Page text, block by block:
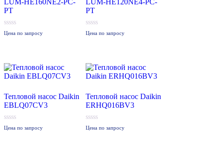
LUM-HE160NE2-PC-
PT
0
из
Цена по запросу
LUM-HE120NE4-PC-
PT
0
из
Цена по запросу
Тепловой насос Daikin
EBLQ07CV3
0
Цена по запросу
Тепловой насос Daikin
ERHQ016BV3
0
Цена по запросу